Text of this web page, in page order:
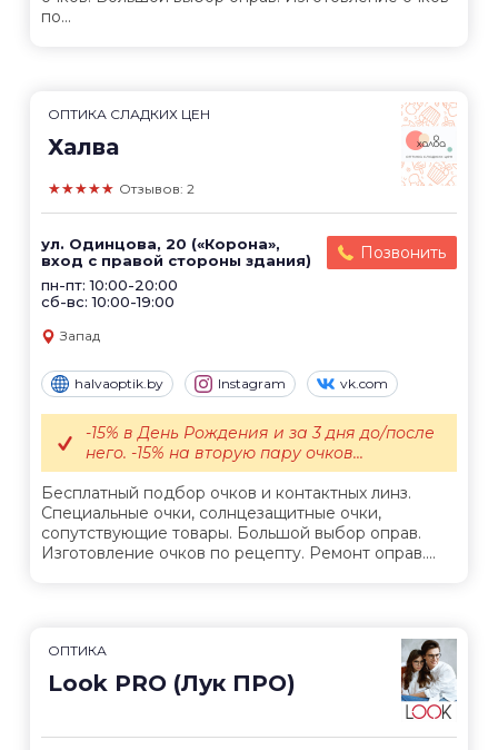
по...
ОПТИКА СЛАДКИХ ЦЕН
Халва
★★★★★ Отзывов: 2
ул. Одинцова, 20 («Корона»,
вход с правой стороны здания)
пн-пт: 10:00-20:00
сб-вс: 10:00-19:00
Позвонить
Запад
halvaoptik.by Instagram vk.com
Бесплатный подбор очков и контактных линз.
Специальные очки, солнцезащитные очки,
сопутствующие товары. Большой выбор оправ.
Изготовление очков по рецепту. Ремонт оправ....
-15% в День Рождения и за 3 дня до/после
него. -15% на вторую пару очков...
ОПТИКА
Look PRO (Лук ПРО)